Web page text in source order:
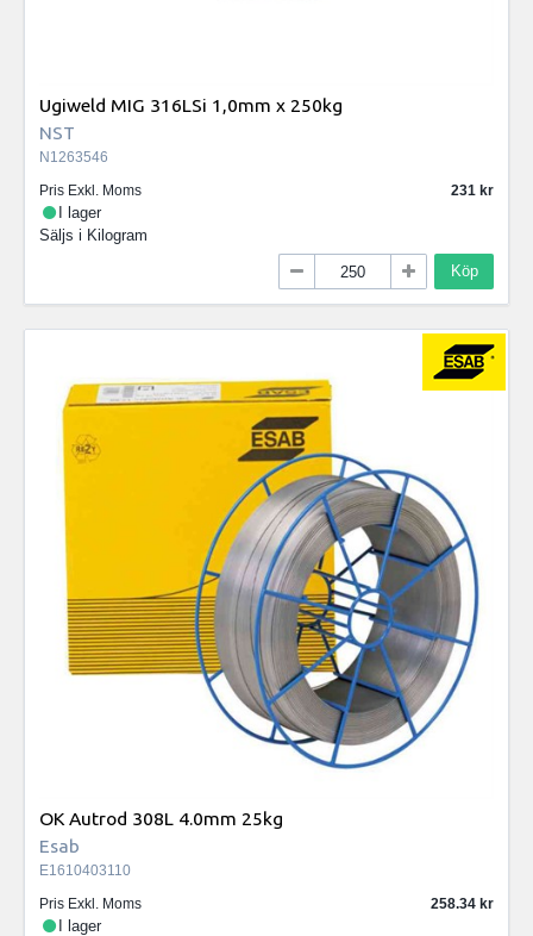
Ugiweld MIG 316LSi 1,0mm x 250kg
NST
N1263546
Pris Exkl. Moms
231
I lager
Säljs i Kilogram
Köp
OK Autrod 308L 4.0mm 25kg
Esab
E1610403110
Pris Exkl. Moms
258.34
I lager